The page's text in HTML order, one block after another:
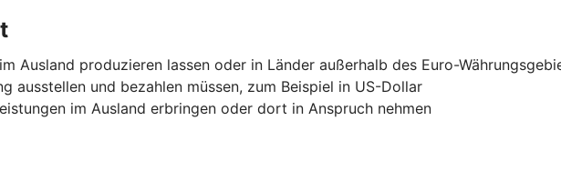
Ausland produzieren lassen oder in Länder außerhalb des Euro-
ausstellen und bezahlen müssen, zum Beispiel in US-Dollar
im Ausland erbringen oder dort in Anspruch nehmen